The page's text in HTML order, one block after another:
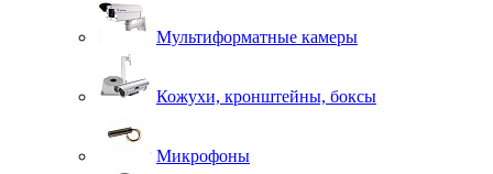
Мультиформатные камеры
Кожухи, кронштейны, боксы
Микрофоны